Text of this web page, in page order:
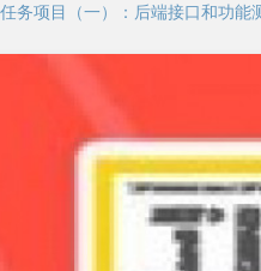
务项目（一）：后端接口和功能